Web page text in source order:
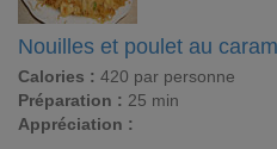
Nouilles et poulet au
Calories : 420 par personne
Préparation : 25 min
Appréciation :